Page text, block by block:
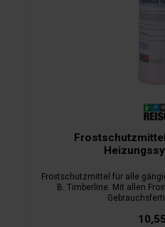
Frostschutzmittel für alle
B. Timberline. Mit allen